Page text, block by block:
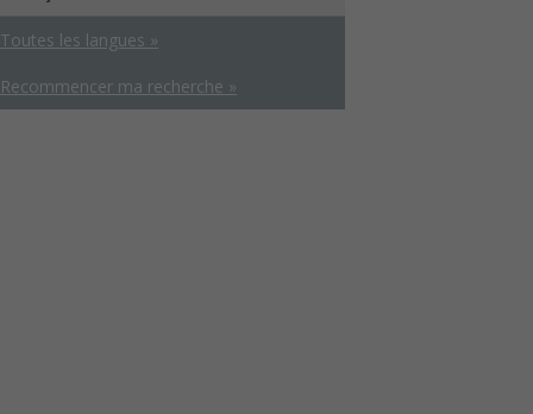
Toutes les langues »
Recommencer ma recherche »